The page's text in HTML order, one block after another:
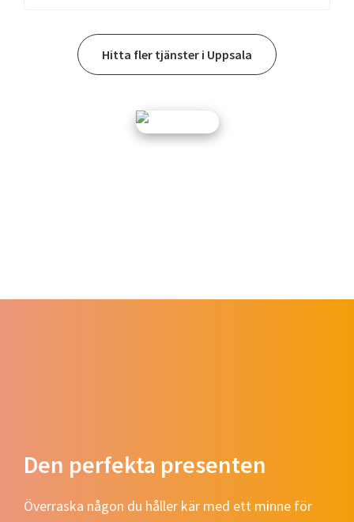
Hitta fler tjänster i Uppsala
Den perfekta presenten
Överraska någon du håller kär med ett minne för